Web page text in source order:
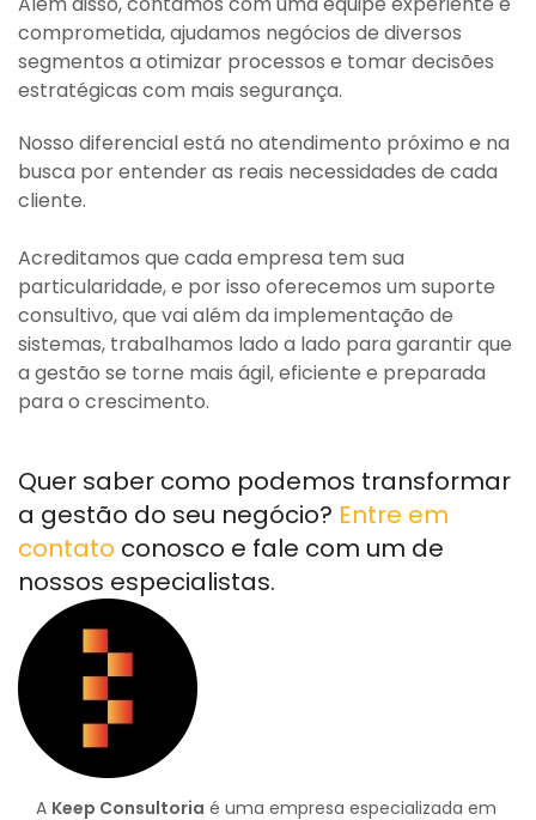
comprometida, ajudamos negócios de diversos
segmentos a otimizar processos e tomar decisões
estratégicas com mais segurança.
Nosso diferencial está no atendimento próximo e na
busca por entender as reais necessidades de cada
cliente.
Acreditamos que cada empresa tem sua
particularidade, e por isso oferecemos um suporte
consultivo, que vai além da implementação de
sistemas, trabalhamos lado a lado para garantir que
a gestão se torne mais ágil, eficiente e preparada
para o crescimento.
Quer saber como podemos transformar
a gestão do seu negócio? Entre em
contato conosco e fale com um de
nossos especialistas.
A Keep Consultoria é uma empresa especializada em